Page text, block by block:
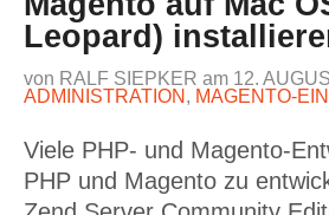
Leopard)
von RALF SIEPKER am 12.
ADMINISTRATION , MAGENTO-
Viele PHP- und Magento-
PHP und Magento zu